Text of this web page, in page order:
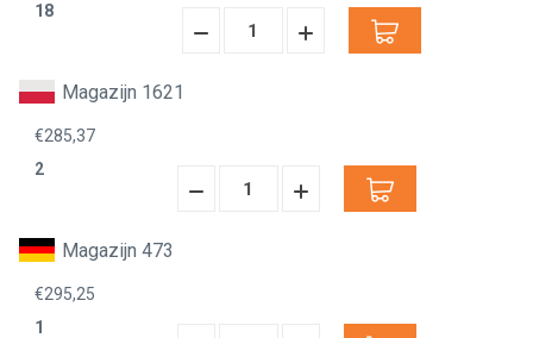
18
Hoeveelheid
Hoeveelheid
Magazijn 1621
€285,37
2
Hoeveelheid
Hoeveelheid
Magazijn 473
€295,25
1